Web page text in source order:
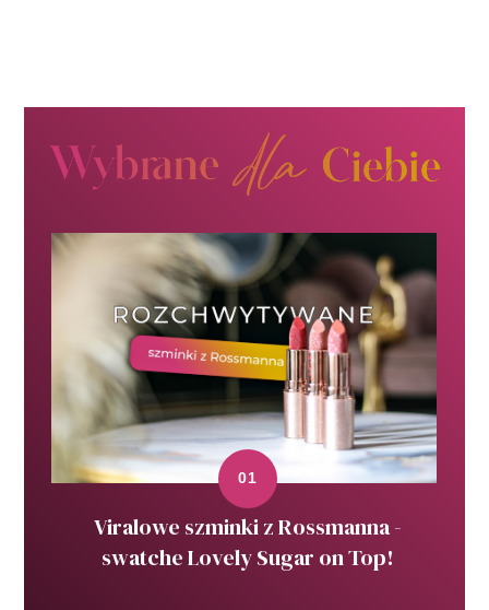
Viralowe szminki z Rossmanna -
swatche Lovely Sugar on Top!